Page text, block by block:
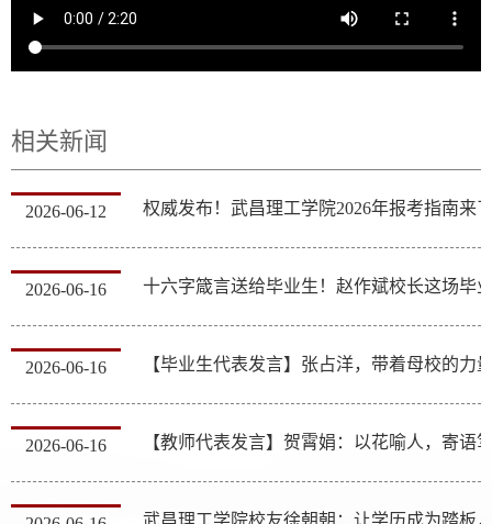
相关新闻
2026-06-12 权威发布！武昌理工学院2026年报考指南来
2026-06-16
2026-06-16
2026-06-16 【教师代表发言】贺霄娟：以花喻人，寄语